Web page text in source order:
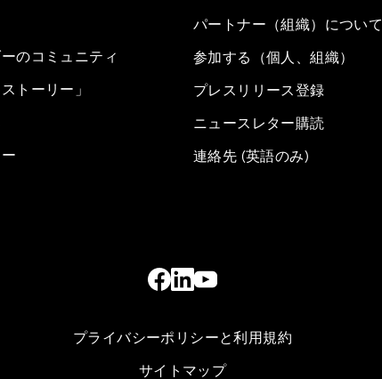
のコミュニティ
トーリー」
パートナー（組織）につい
参加する（個人、組織）
プレスリリース登録
ニュースレター購読
連絡先 (英語のみ)
プライバシーポリシーと利用規約
サイトマップ